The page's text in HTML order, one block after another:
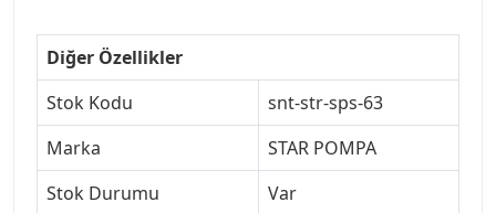
Diğer Özellikler
Stok Kodu
snt-str-sps-63
Marka
STAR POMPA
Stok Durumu
Var